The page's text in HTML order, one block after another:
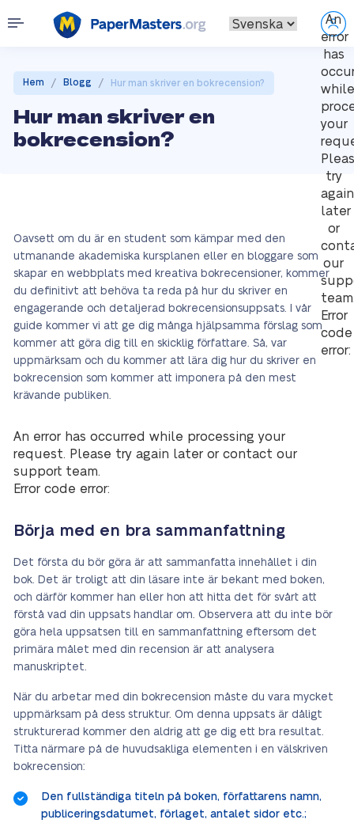
An
error
has
while
your
try
again
later
or
our
Error
code
error:
Hem / Blogg / Hur man skriver en bokrecension?
Hur man skriver en
bokrecension?
Oavsett om du är en student som kämpar med den
utmanande akademiska kursplanen eller en bloggare som
skapar en webbplats med kreativa bokrecensioner, kommer
du definitivt att behöva ta reda på hur du skriver en
engagerande och detaljerad bokrecensionsuppsats. I vår
guide kommer vi att ge dig många hjälpsamma förslag som
kommer att göra dig till en skicklig författare. Så, var
uppmärksam och du kommer att lära dig hur du skriver en
bokrecension som kommer att imponera på den mest
krävande publiken.
An error has occurred while processing your
request. Please try again later or contact our
support team.
Error code error:
Börja med en bra sammanfattning
Det första du bör göra är att sammanfatta innehållet i din
bok. Det är troligt att din läsare inte är bekant med boken,
och därför kommer han eller hon att hitta det för svårt att
förstå vad din uppsats handlar om. Observera att du inte bör
göra hela uppsatsen till en sammanfattning eftersom det
primära målet med din recension är att analysera
manuskriptet.
När du arbetar med din bokrecension måste du vara mycket
uppmärksam på dess struktur. Om denna uppsats är dåligt
strukturerad kommer den aldrig att ge dig ett bra resultat.
Titta närmare på de huvudsakliga elementen i en välskriven
bokrecension:
Den fullständiga titeln på boken, författarens namn,
publiceringsdatumet, förlaget, antalet sidor etc.;